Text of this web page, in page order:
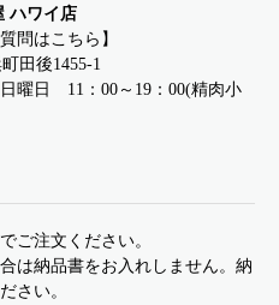
ハワイ店
問はこちら】
田後1455-1
曜日 11：00～19：00(精肉小
ご注文ください。
は納品書をお入れしません。納
さい。